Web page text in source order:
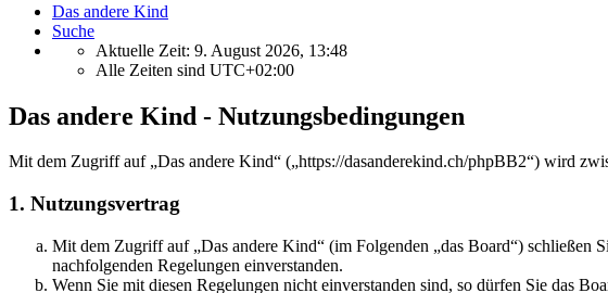
Das andere Kind
Suche
Aktuelle Zeit: 9. August 2026, 13:48
Alle Zeiten sind UTC+02:00
Das andere Kind - Nutzungsbedingungen
Mit dem Zugriff auf „Das andere Kind“ („https://dasanderekind.ch/phpBB2“) wird
1. Nutzungsvertrag
Mit dem Zugriff auf „Das andere Kind“ (im Folgenden „das Board“) schließen
nachfolgenden Regelungen einverstanden.
Wenn Sie mit diesen Regelungen nicht einverstanden sind, so dürfen Sie das